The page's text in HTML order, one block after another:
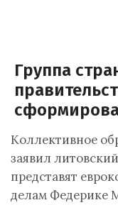
Группа
Коллективное
заявил
представят
делам Федерике